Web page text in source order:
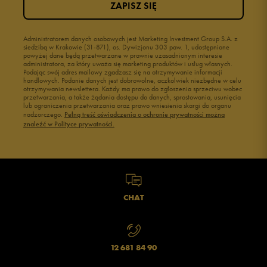
Administratorem danych osobowych jest Marketing Investment Group S.A. z
siedzibą w Krakowie (31-871), os. Dywizjonu 303 paw. 1, udostępnione
powyżej dane będą przetwarzane w prawnie uzasadnionym interesie
administratora, za który uważa się marketing produktów i usług własnych.
Podając swój adres mailowy zgadzasz się na otrzymywanie informacji
handlowych. Podanie danych jest dobrowolne, aczkolwiek niezbędne w celu
otrzymywania newslettera. Każdy ma prawo do zgłoszenia sprzeciwu wobec
przetwarzania, a także żądania dostępu do danych, sprostowania, usunięcia
lub ograniczenia przetwarzania oraz prawo wniesienia skargi do organu
nadzorczego. Pełną treść oświadczenia o ochronie prywatności można
znaleźć w Polityce prywatności.
ZAPISZ SIĘ
CHAT
12 681 84 90